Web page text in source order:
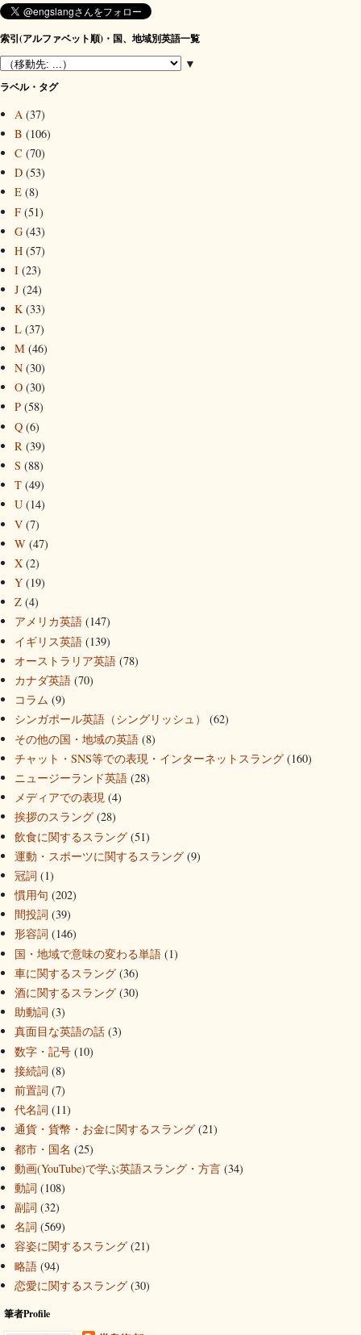
索引(アルファベット順)・国、地域別英語一覧
▼
ラベル・タグ
A (37)
B (106)
C (70)
D (53)
E (8)
F (51)
G (43)
H (57)
I (23)
J (24)
K (33)
L (37)
M (46)
N (30)
O (30)
P (58)
Q (6)
R (39)
S (88)
T (49)
U (14)
V (7)
W (47)
X (2)
Y (19)
Z (4)
アメリカ英語 (147)
イギリス英語 (139)
オーストラリア英語 (78)
カナダ英語 (70)
コラム (9)
シンガポール英語（シングリッシュ）
(62)
その他の国・地域の英語 (8)
チャット・SNS等での表現・インターネットスラング (160)
ニュージーランド英語 (28)
メディアでの表現 (4)
挨拶のスラング (28)
飲食に関するスラング (51)
運動・スポーツに関するスラング (9)
冠詞 (1)
慣用句 (202)
間投詞 (39)
形容詞 (146)
国・地域で意味の変わる単語 (1)
車に関するスラング (36)
酒に関するスラング (30)
助動詞 (3)
真面目な英語の話 (3)
数字・記号 (10)
接続詞 (8)
前置詞 (7)
代名詞 (11)
通貨・貨幣・お金に関するスラング (21)
都市・国名 (25)
動画(YouTube)で学ぶ英語スラング・方言 (34)
動詞 (108)
副詞 (32)
名詞 (569)
容姿に関するスラング (21)
略語 (94)
恋愛に関するスラング (30)
筆者Profile